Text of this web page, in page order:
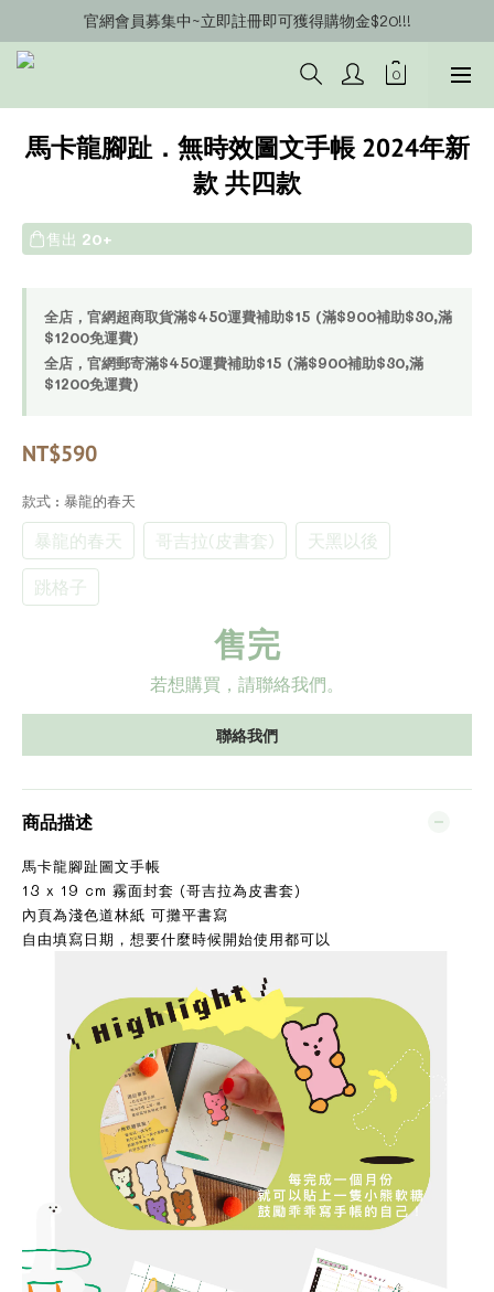
官網會員募集中~立即註冊即可獲得購物金$20!!!
官網會員募集中~立即註冊即可獲得購物金$20!!!
官網購物滿$450補助運費$15 (以此類推)
官網購物超商郵寄滿$1200/宅配到府滿$1600免運費!!
官網會員募集中~立即註冊即可獲得購物金$20!!!
馬卡龍腳趾．無時效圖文手帳 2024年新
款 共四款
售出 20+
全店，官網超商取貨滿$450運費補助$15 (滿$900補助$30,滿
$1200免運費)
全店，官網郵寄滿$450運費補助$15 (滿$900補助$30,滿
$1200免運費)
NT$590
款式 : 暴龍的春天
暴龍的春天 哥吉拉(皮書套)
天黑以後
跳格子
售完
若想購買，請聯絡我們。
聯絡我們
商品描述
馬卡龍腳趾圖文手帳
13 x 19 cm 霧面封套 (哥吉拉為皮書套)
內頁為淺色道林紙 可攤平書寫
自由填寫日期，想要什麼時候開始使用都可以